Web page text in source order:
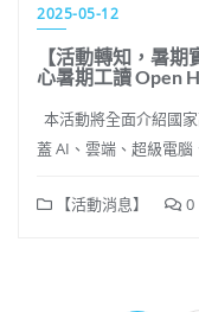
2025-05-12
【活動轉知，暑
心暑期工讀 Open
本活動將全面介紹國
蓋 AI、雲端、超級電
【活動消息】 0